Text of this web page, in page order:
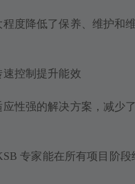
度降低了保养、维护和
控制提升能效
性强的解决方案，减少
专家能在所有项目阶段